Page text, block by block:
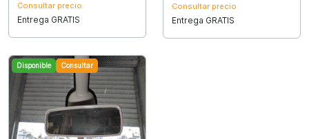
Consultar precio
Entrega GRATIS
Consultar precio
Entrega GRATIS
Disponible Consultar